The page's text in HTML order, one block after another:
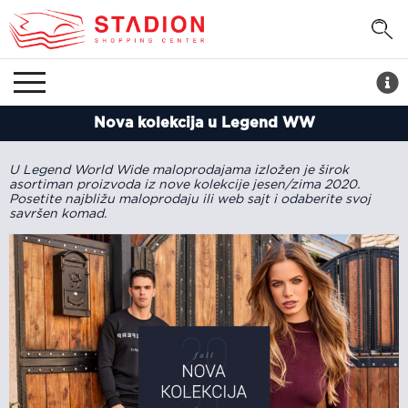
Nova kolekcija u Legend WW
U Legend World Wide maloprodajama izložen je širok
asortiman proizvoda iz nove kolekcije jesen/zima 2020.
Posetite najbližu maloprodaju ili web sajt i odaberite svoj
savršen komad.